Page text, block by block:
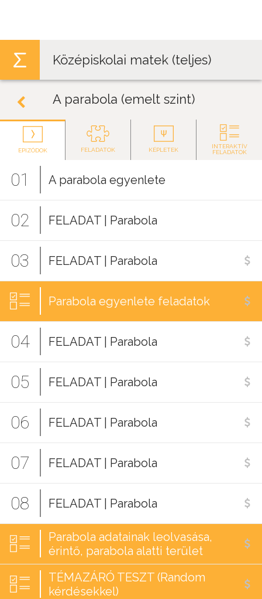
Középiskolai matek (teljes)
A parabola (emelt szint)
EPIZÓDOK FELADATOK KÉPLETEK
INTERAKTÍV
FELADATOK
01 A parabola egyenlete
02 FELADAT | Parabola
03 FELADAT | Parabola
Parabola egyenlete feladatok
04 FELADAT | Parabola
05 FELADAT | Parabola
06 FELADAT | Parabola
07 FELADAT | Parabola
08 FELADAT | Parabola
Parabola adatainak leolvasása,
érintő, parabola alatti terület
TÉMAZÁRÓ TESZT (Random
kérdésekkel)